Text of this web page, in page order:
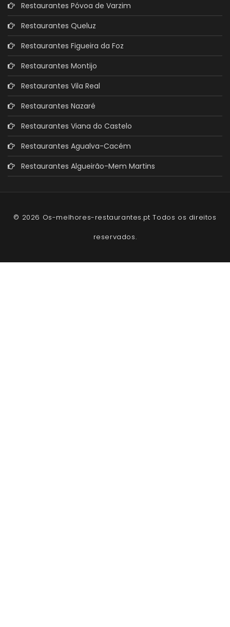
Restaurantes Póvoa de Varzim
Restaurantes Queluz
Restaurantes Figueira da Foz
Restaurantes Montijo
Restaurantes Vila Real
Restaurantes Nazaré
Restaurantes Viana do Castelo
Restaurantes Agualva-Cacém
Restaurantes Algueirão-Mem Martins
© 2026 Os-melhores-restaurantes.pt Todos os direitos
reservados.